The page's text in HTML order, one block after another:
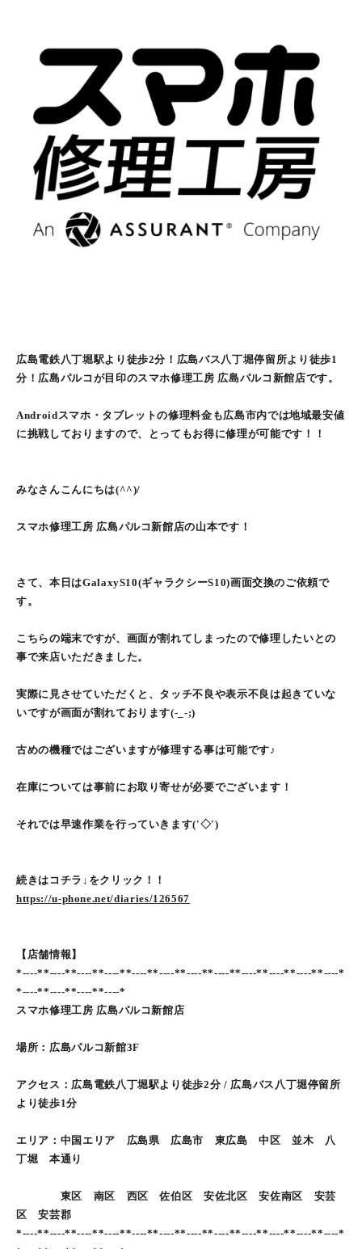
広島電鉄八丁堀駅より徒歩2分！広島バス八丁堀停留所より徒歩1
分！広島パルコが目印のスマホ修理工房 広島パルコ新館店です。
Androidスマホ・タブレットの修理料金も広島市内では地域最安値
に挑戦しておりますので、とってもお得に修理が可能です！！
みなさんこんにちは(^^)/
スマホ修理工房 広島パルコ新館店の山本です！
さて、本日はGalaxyS10(ギャラクシーS10)画面交換のご依頼で
す。
こちらの端末ですが、画面が割れてしまったので修理したいとの
事で来店いただきました。
実際に見させていただくと、タッチ不良や表示不良は起きていな
いですが画面が割れております(-_-;)
古めの機種ではございますが修理する事は可能です♪
在庫については事前にお取り寄せが必要でございます！
それでは早速作業を行っていきます('◇')ゞ
続きはコチラ↓をクリック！！
https://u-phone.net/diaries/126567
【店舗情報】
*----**----**----**----**----**----**----**----**----**----**----**----*
*----**----**----**----*
スマホ修理工房 広島パルコ新館店
場所：広島パルコ新館3F
アクセス：広島電鉄八丁堀駅より徒歩2分 / 広島バス八丁堀停留所
より徒歩1分
エリア：中国エリア 広島県 広島市 東広島 中区 並木 八
丁堀 本通り
東区 南区 西区 佐伯区 安佐北区 安佐南区 安芸
区 安芸郡
*----**----**----**----**----**----**----**----**----**----**----**----*